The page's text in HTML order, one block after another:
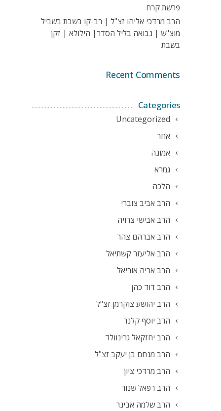
פרשת קרח
הרב מרדכי אליהו זצ"ל | רב-קו בשבת בשביל
מוצ"ש | נבואה בליל הסדר| הילולא | זקן
בשבת
Recent Comments
Categories
Uncategorized
אחר
אמונה
גמרא
הלכה
הרב אביב צוברי
הרב אבישי צרויה
הרב אברהם צהר
הרב אליעזר קשתיאל
הרב אריה אוריאל
הרב דוד כהן
הרב יהושע צוקרמן זצ"ל
הרב יוסף קלנר
הרב יחזקאל גרינוולד
הרב מנחם בן יעקב זצ"ל
הרב מרדכי ציון
הרב רפאל שנור
הרב שלמה אבינר